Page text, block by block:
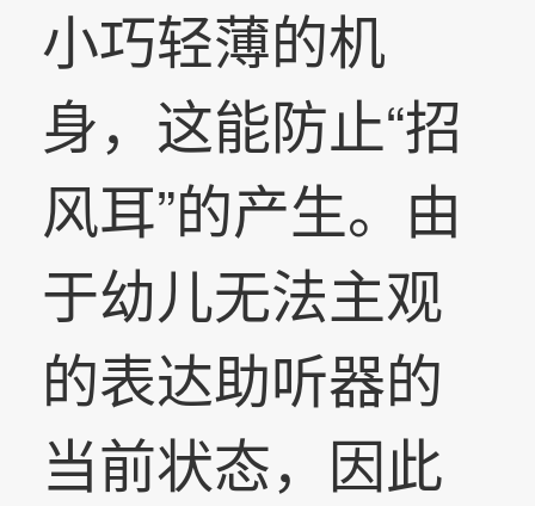
小巧轻薄的机
身，这能防止“招
风耳”的产生。由
于幼儿无法主观
的表达助听器的
当前状态，因此